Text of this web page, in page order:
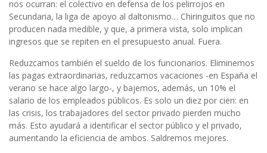
nos ocurran: el colectivo en defensa de los pelirrojos en
Secundaria, la liga de apoyo al daltonismo… Chiringuitos que no
producen nada medible, y que, a primera vista, solo implican
ingresos que se repiten en el presupuesto anual. Fuera.
Reduzcamos también el sueldo de los funcionarios. Eliminemos
las pagas extraordinarias, reduzcamos vacaciones -en España el
verano se hace algo largo-, y bajemos, además, un 10% el
salario de los empleados públicos. Es solo un diez por cien: en
las crisis, los trabajadores del sector privado pierden mucho
más. Esto ayudará a identificar el sector público y el privado,
aumentando la eficiencia de ambos. Saldremos mejores.